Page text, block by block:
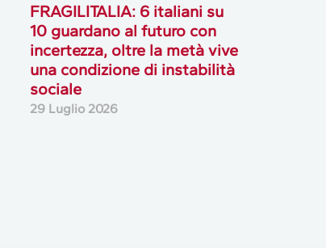
FRAGILITALIA: 6 italiani su
10 guardano al futuro con
incertezza, oltre la metà vive
una condizione di instabilità
sociale
29 Luglio 2026